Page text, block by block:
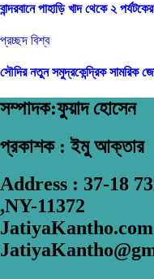
বান্দরবানে পাহাড়ি খাদ থেকে ২
প্রচ্ছদ বিশ্ব
সৌদির নতুন সমুদ্রকেন্দ্রিক সামরিক
সম্পাদক:ফুয়াদ হোসেন
প্রকাশক : ইমু আক্তার
Address : 37-18
,NY-11372
JatiyaKantho.com